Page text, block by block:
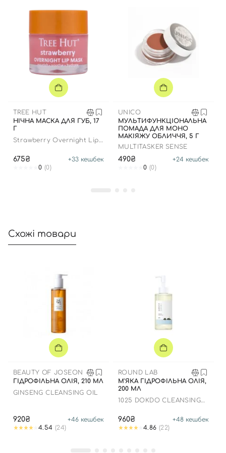
TREE HUT
НІЧНА МАСКА ДЛЯ ГУБ, 17
Г
Strawberry Overnight Lip
675₴ +33 кешбек
0 (0)
UNICO
МУЛЬТИФУНКЦІОНАЛЬНА
ПОМАДА ДЛЯ МОНО
МАКІЯЖУ ОБЛИЧЧЯ, 5 Г
MULTITASKER SENSE
490₴ +24 кешбек
0 (0)
Схожі товари
BEAUTY OF JOSEON
ГІДРОФІЛЬНА ОЛІЯ, 210 МЛ
GINSENG CLEANSING OIL
920₴ +46 кешбек
4.54 (24)
ROUND LAB
М'ЯКА ГІДРОФІЛЬНА ОЛІЯ,
200 МЛ
1025 DOKDO CLEANSING
960₴ +48 кешбек
4.86 (22)
Вхід Реєстрація